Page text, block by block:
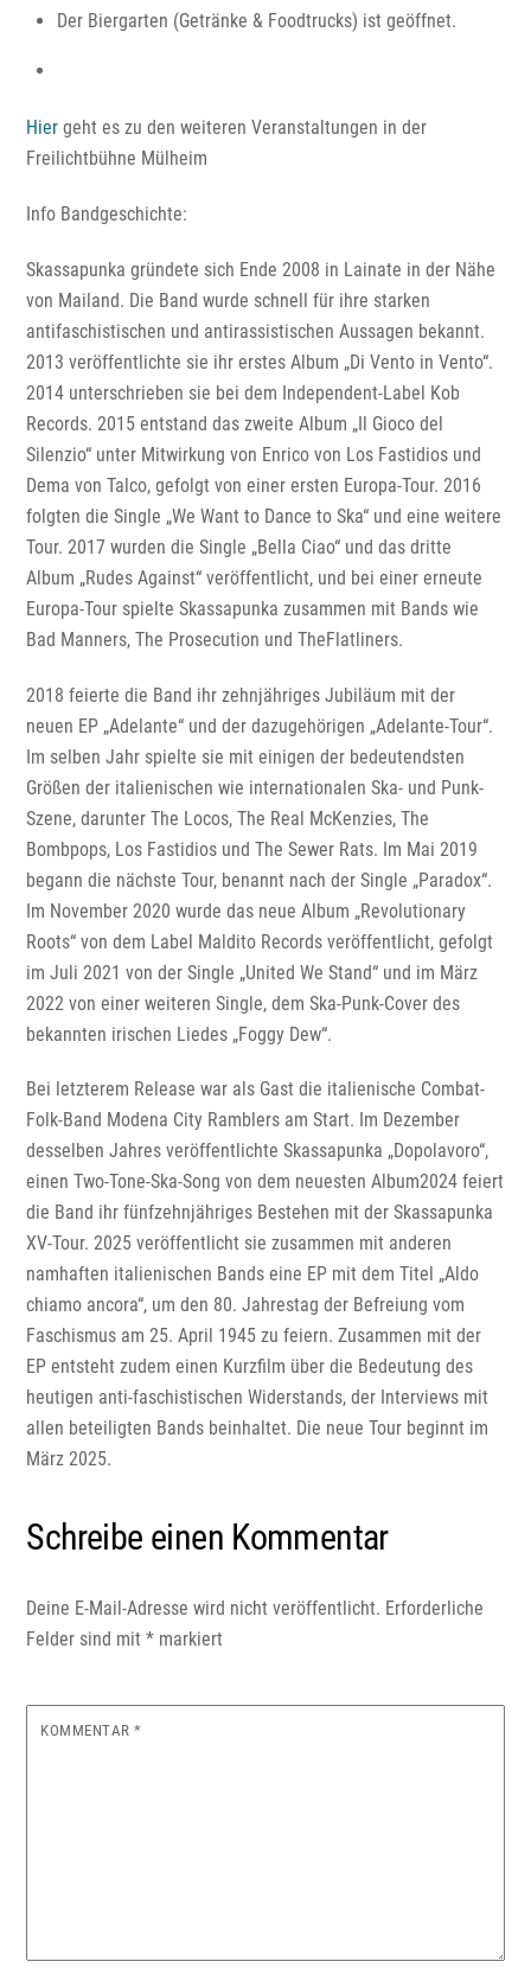
Der Biergarten (Getränke & Foodtrucks) ist geöffnet.
Hier geht es zu den weiteren Veranstaltungen in der
Freilichtbühne Mülheim
Info Bandgeschichte:
Skassapunka gründete sich Ende 2008 in Lainate in der Nähe
von Mailand. Die Band wurde schnell für ihre starken
antifaschistischen und antirassistischen Aussagen bekannt.
2013 veröffentlichte sie ihr erstes Album „Di Vento in Vento“.
2014 unterschrieben sie bei dem Independent-Label Kob
Records. 2015 entstand das zweite Album „Il Gioco del
Silenzio“ unter Mitwirkung von Enrico von Los Fastidios und
Dema von Talco, gefolgt von einer ersten Europa-Tour. 2016
folgten die Single „We Want to Dance to Ska“ und eine weitere
Tour. 2017 wurden die Single „Bella Ciao“ und das dritte
Album „Rudes Against“ veröffentlicht, und bei einer erneute
Europa-Tour spielte Skassapunka zusammen mit Bands wie
Bad Manners, The Prosecution und TheFlatliners.
2018 feierte die Band ihr zehnjähriges Jubiläum mit der
neuen EP „Adelante“ und der dazugehörigen „Adelante-Tour“.
Im selben Jahr spielte sie mit einigen der bedeutendsten
Größen der italienischen wie internationalen Ska- und Punk-
Szene, darunter The Locos, The Real McKenzies, The
Bombpops, Los Fastidios und The Sewer Rats. Im Mai 2019
begann die nächste Tour, benannt nach der Single „Paradox“.
Im November 2020 wurde das neue Album „Revolutionary
Roots“ von dem Label Maldito Records veröffentlicht, gefolgt
im Juli 2021 von der Single „United We Stand“ und im März
2022 von einer weiteren Single, dem Ska-Punk-Cover des
bekannten irischen Liedes „Foggy Dew“.
Bei letzterem Release war als Gast die italienische Combat-
Folk-Band Modena City Ramblers am Start. Im Dezember
desselben Jahres veröffentlichte Skassapunka „Dopolavoro“,
einen Two-Tone-Ska-Song von dem neuesten Album2024 feiert
die Band ihr fünfzehnjähriges Bestehen mit der Skassapunka
XV-Tour. 2025 veröffentlicht sie zusammen mit anderen
namhaften italienischen Bands eine EP mit dem Titel „Aldo
chiamo ancora“, um den 80. Jahrestag der Befreiung vom
Faschismus am 25. April 1945 zu feiern. Zusammen mit der
EP entsteht zudem einen Kurzfilm über die Bedeutung des
heutigen anti-faschistischen Widerstands, der Interviews mit
allen beteiligten Bands beinhaltet. Die neue Tour beginnt im
März 2025.
Schreibe einen Kommentar
Deine E-Mail-Adresse wird nicht veröffentlicht. Erforderliche
Felder sind mit* markiert
KOMMENTAR *